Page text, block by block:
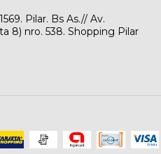
Pilar. Bs As.// Av.
8) nro. 538. Shopping Pilar